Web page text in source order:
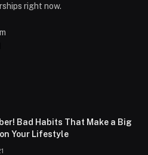
right now.
Bad Habits That Make a Big
Your Lifestyle